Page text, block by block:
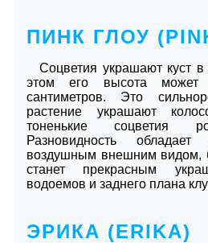
ПИНК ГЛОУ
Соцветия украшают куст
этом его высота может
сантиметров. Это
растение украшают
тоненькие соцветия
Разновидность
воздушным внешним видом,
станет прекрасным
водоемов и заднего плана
ЭРИКА (ERIKA)